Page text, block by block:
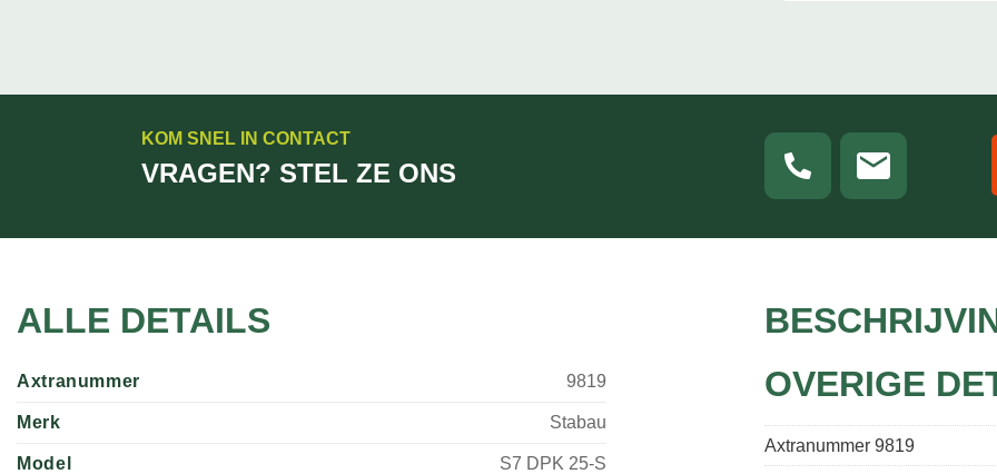
KOM SNEL IN CONTACT
VRAGEN? STEL ZE ONS
ALLE DETAILS
Axtranummer 9819
Merk Stabau
Model S7 DPK 25-S
OVERIGE
Axtranummer 9819